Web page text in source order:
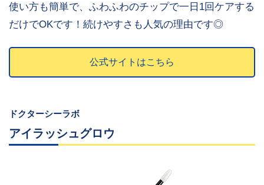
使い方も簡単で、ふわふわのチップで一日1回ケアする
だけでOKです！続けやすさも人気の理由です◎
公式サイトはこちら
ドクターシーラボ
アイラッシュグロウ